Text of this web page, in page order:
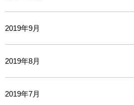
2019年9月
2019年8月
2019年7月